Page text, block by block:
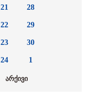
21
22
23
24
28
29
30
1